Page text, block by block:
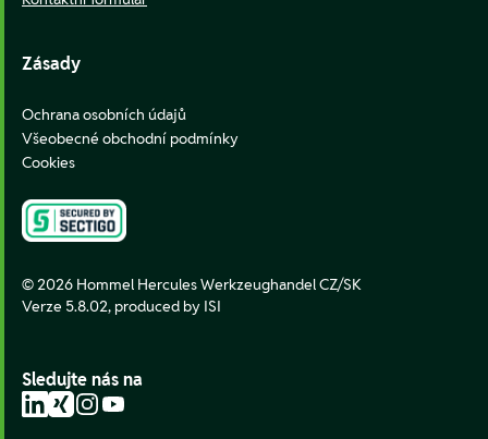
Zásady
Ochrana osobních údajů
Všeobecné obchodní podmínky
Cookies
© 2026 Hommel Hercules Werkzeughandel CZ/SK
Verze 5.8.02, produced by ISI
Sledujte nás na
LinkedIn
XingInstagram
YouTube